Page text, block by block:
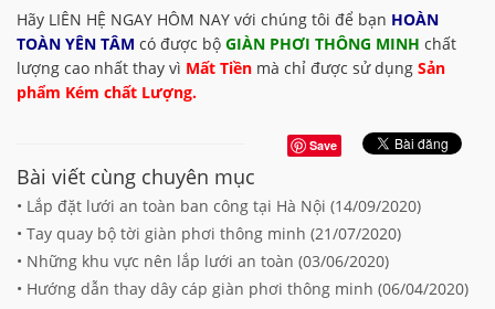
Hãy LIÊN HỆ NGAY HÔM NAY với chúng tôi để bạn HOÀN
TOÀN YÊN TÂM có được bộ GIÀN PHƠI THÔNG MINH chất
lượng cao nhất thay vì Mất Tiền mà chỉ được sử dụng Sản
phẩm Kém chất Lượng.
Save
Bài viết cùng chuyên mục
• Lắp đặt lưới an toàn ban công tại Hà Nội (14/09/2020)
• Tay quay bộ tời giàn phơi thông minh (21/07/2020)
• Những khu vực nên lắp lưới an toàn (03/06/2020)
• Hướng dẫn thay dây cáp giàn phơi thông minh (06/04/2020)